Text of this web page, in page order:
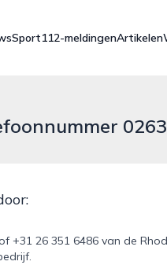
Sport112-meldingenArtikelen
26 351 6486 van de